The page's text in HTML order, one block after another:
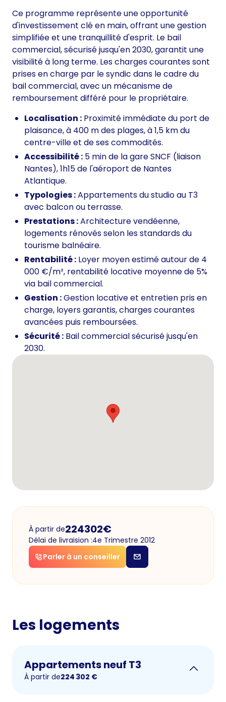
Ce programme représente une opportunité
d'investissement clé en main, offrant une gestion
simplifiée et une tranquillité d'esprit. Le bail
commercial, sécurisé jusqu'en 2030, garantit une
visibilité à long terme. Les charges courantes sont
prises en charge par le syndic dans le cadre du
bail commercial, avec un mécanisme de
remboursement différé pour le propriétaire.
Localisation : Proximité immédiate du port de
plaisance, à 400 m des plages, à 1,5 km du
centre-ville et de ses commodités.
Accessibilité : 5 min de la gare SNCF (liaison
Nantes), 1h15 de l'aéroport de Nantes
Atlantique.
Typologies :Appartements du studio au T3
avec balcon ou terrasse.
Prestations :Architecture vendéenne,
logements rénovés selon les standards du
tourisme balnéaire.
Rentabilité : Loyer moyen estimé autour de 4
000 €/m², rentabilité locative moyenne de 5%
via bail commercial.
Gestion :Gestion locative et entretien pris en
charge, loyers garantis, charges courantes
avancées puis remboursées.
Sécurité : Bail commercial sécurisé jusqu'en
2030.
À partir de224302€
Délai de livraision :4e Trimestre 2012
Parler à un conseiller
Les logements
Appartements neuf T3
À partir de224 302 €